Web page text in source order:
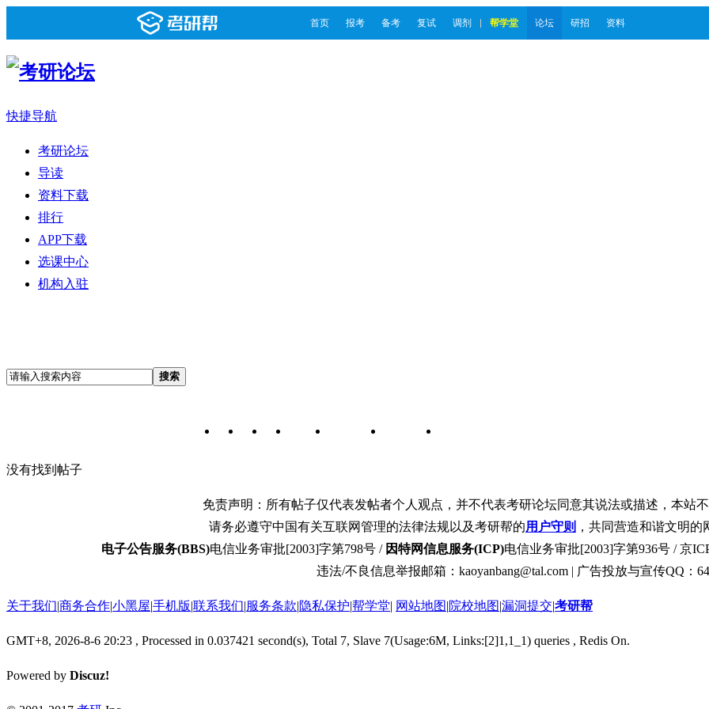
首页 报考 备考 复试 调剂 帮学堂 论坛 研招 资料
快捷导航
考研论坛
导读
资料下载
排行
APP下载
选课中心
机构入驻
搜索
没有找到帖子
免责声明：所有帖子仅代表发帖者个人观点，并不代表考研论坛同意其说法或描述，本站
请务必遵守中国有关互联网管理的法律法规以及考研帮的用户守则 ，共同营造和谐文明
电子公告服务(BBS)电信业务审批[2003]字第798号 / 因特网信息服务(ICP)电信业务审批[2003]字第936号 / 京
违法/不良信息举报邮箱：kaoyanbang@tal.com | 广告投放与宣传QQ：
关于我们|商务合作|小黑屋|手机版|联系我们|服务条款|隐私保护|帮学堂| 网站地图|院校地图|漏洞提交|考研帮
GMT+8, 2026-8-6 20:23 , Processed in 0.037421 second(s), Total 7, Slave 7(Usage:6M, Links:[2]1,1_1) queries , Redis On.
Powered by Discuz!